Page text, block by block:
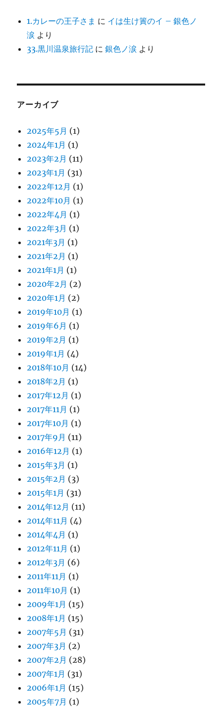
1.カレーの王子さま に イは生け簀のイ – 銀色ノ
涙 より
33.黒川温泉旅行記 に銀色ノ涙 より
アーカイブ
2025年5月 (1)
2024年1月 (1)
2023年2月 (11)
2023年1月 (31)
2022年12月 (1)
2022年10月 (1)
2022年4月 (1)
2022年3月 (1)
2021年3月 (1)
2021年2月 (1)
2021年1月 (1)
2020年2月 (2)
2020年1月 (2)
2019年10月 (1)
2019年6月 (1)
2019年2月 (1)
2019年1月 (4)
2018年10月 (14)
2018年2月 (1)
2017年12月 (1)
2017年11月 (1)
2017年10月 (1)
2017年9月 (11)
2016年12月 (1)
2015年3月 (1)
2015年2月 (3)
2015年1月 (31)
2014年12月 (11)
2014年11月 (4)
2014年4月 (1)
2012年11月 (1)
2012年3月 (6)
2011年11月 (1)
2011年10月 (1)
2009年1月 (15)
2008年1月 (15)
2007年5月 (31)
2007年3月 (2)
2007年2月 (28)
2007年1月 (31)
2006年1月 (15)
2005年7月 (1)